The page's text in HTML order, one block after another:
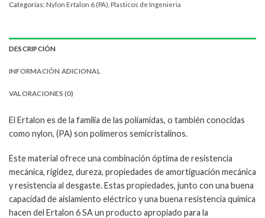
Categorías: Nylon Ertalon 6 (PA) Plasticos de Ingenieria
DESCRIPCIÓN
INFORMACIÓN ADICIONAL
VALORACIONES (0)
El Ertalon es de la familia de las poliamidas, o también conocidas
como nylon, (PA) son polímeros semicristalinos.
Este material ofrece una combinación óptima de resistencia
mecánica, rigidez, dureza, propiedades de amortiguación mecánica
y resistencia al desgaste. Estas propiedades, junto con una buena
capacidad de aislamiento eléctrico y una buena resistencia química
hacen del Ertalon 6 SA un producto apropiado para la